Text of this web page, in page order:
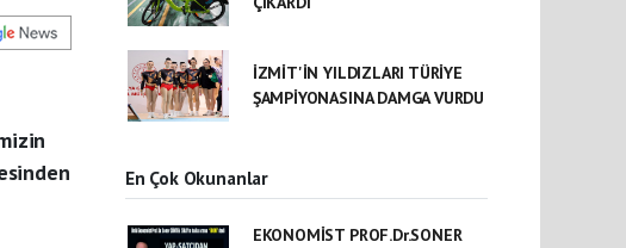
İZMİT'İN YILDIZLARI TÜRİYE
ŞAMPİYONASINA DAMGA VURDU
En Çok Okunanlar
EKONOMİST PROF.Dr.SONER